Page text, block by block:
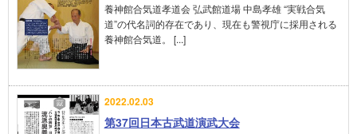
養神館合気道孝道会 弘武館道場 中島孝雄 “実戦合気
道”の代名詞的存在であり、現在も警視庁に採用される
養神館合気道。 [...]
2022.02.03
第37回日本古武道演武大会